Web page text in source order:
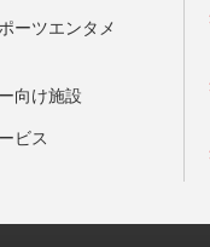
ーツエンタメ
向け施設
ビス